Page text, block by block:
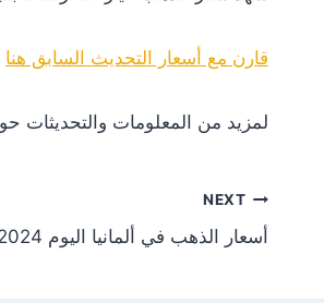
قارن مع أسعار التحديث السابق هنا
لمزيد من المعلومات والتحديثات
NEXT
أسعار الذهب في ألمانيا اليوم 12/21/2024 – تحليل السوق وفرص الاستثمار